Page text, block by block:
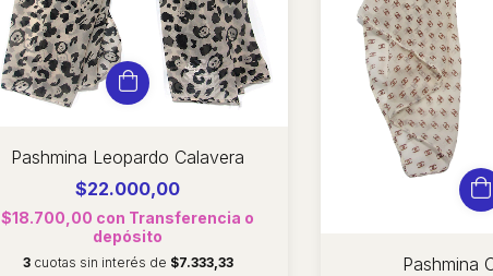
Pashmina Leopardo Calavera
$22.000,00
$18.700,00 con Transferencia o
depósito
3 cuotas sin interés de $7.333,33
Pashmina